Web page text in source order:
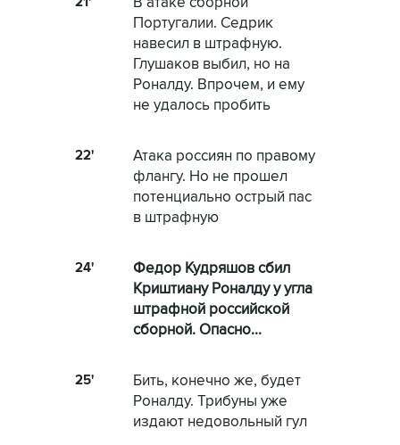
Португалии. Седрик
навесил в штрафную.
Глушаков выбил, но на
Роналду. Впрочем, и ему
не удалось пробить
22'
Атака россиян по правому
флангу. Но не прошел
потенциально острый пас
в штрафную
24'
Федор Кудряшов сбил
Криштиану Роналду у угла
штрафной российской
сборной. Опасно...
25'
Бить, конечно же, будет
Роналду. Трибуны уже
издают недовольный гул